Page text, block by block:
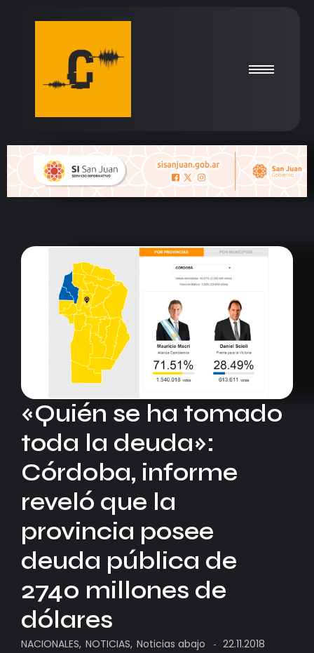
«Quién se ha tomado
toda la deuda»:
Córdoba, informe
reveló que la
provincia posee
deuda pública de
2740 millones de
dólares
NACIONALES, NOTICIAS, Noticias abajo - 22.11.2018